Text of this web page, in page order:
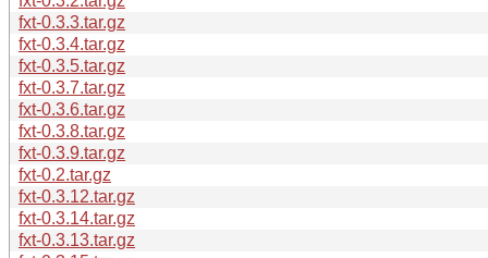
fxt-0.3.3.tar.gz
fxt-0.3.4.tar.gz
fxt-0.3.5.tar.gz
fxt-0.3.7.tar.gz
fxt-0.3.6.tar.gz
fxt-0.3.8.tar.gz
fxt-0.3.9.tar.gz
fxt-0.2.tar.gz
fxt-0.3.12.tar.gz
fxt-0.3.14.tar.gz
fxt-0.3.13.tar.gz